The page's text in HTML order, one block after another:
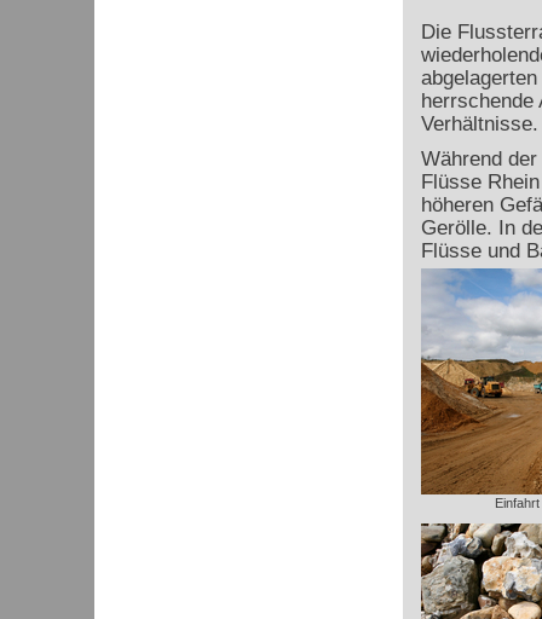
Die
herrschende
Verhältnisse.
Während
Flüsse
höheren
Gerölle. In
Flüsse und